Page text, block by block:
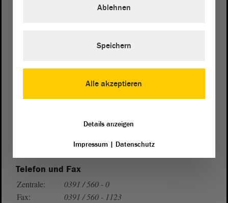
39104 Magdeburg
Wegbeschreibung
Auf Google Maps
Telefon und Fax
Zentrale:
0391 / 560 - 0
Fax:
0391 / 560 - 1123
Alle akzeptieren
Ablehnen
Speichern
Details anzeigen
Impressum| Datenschutz